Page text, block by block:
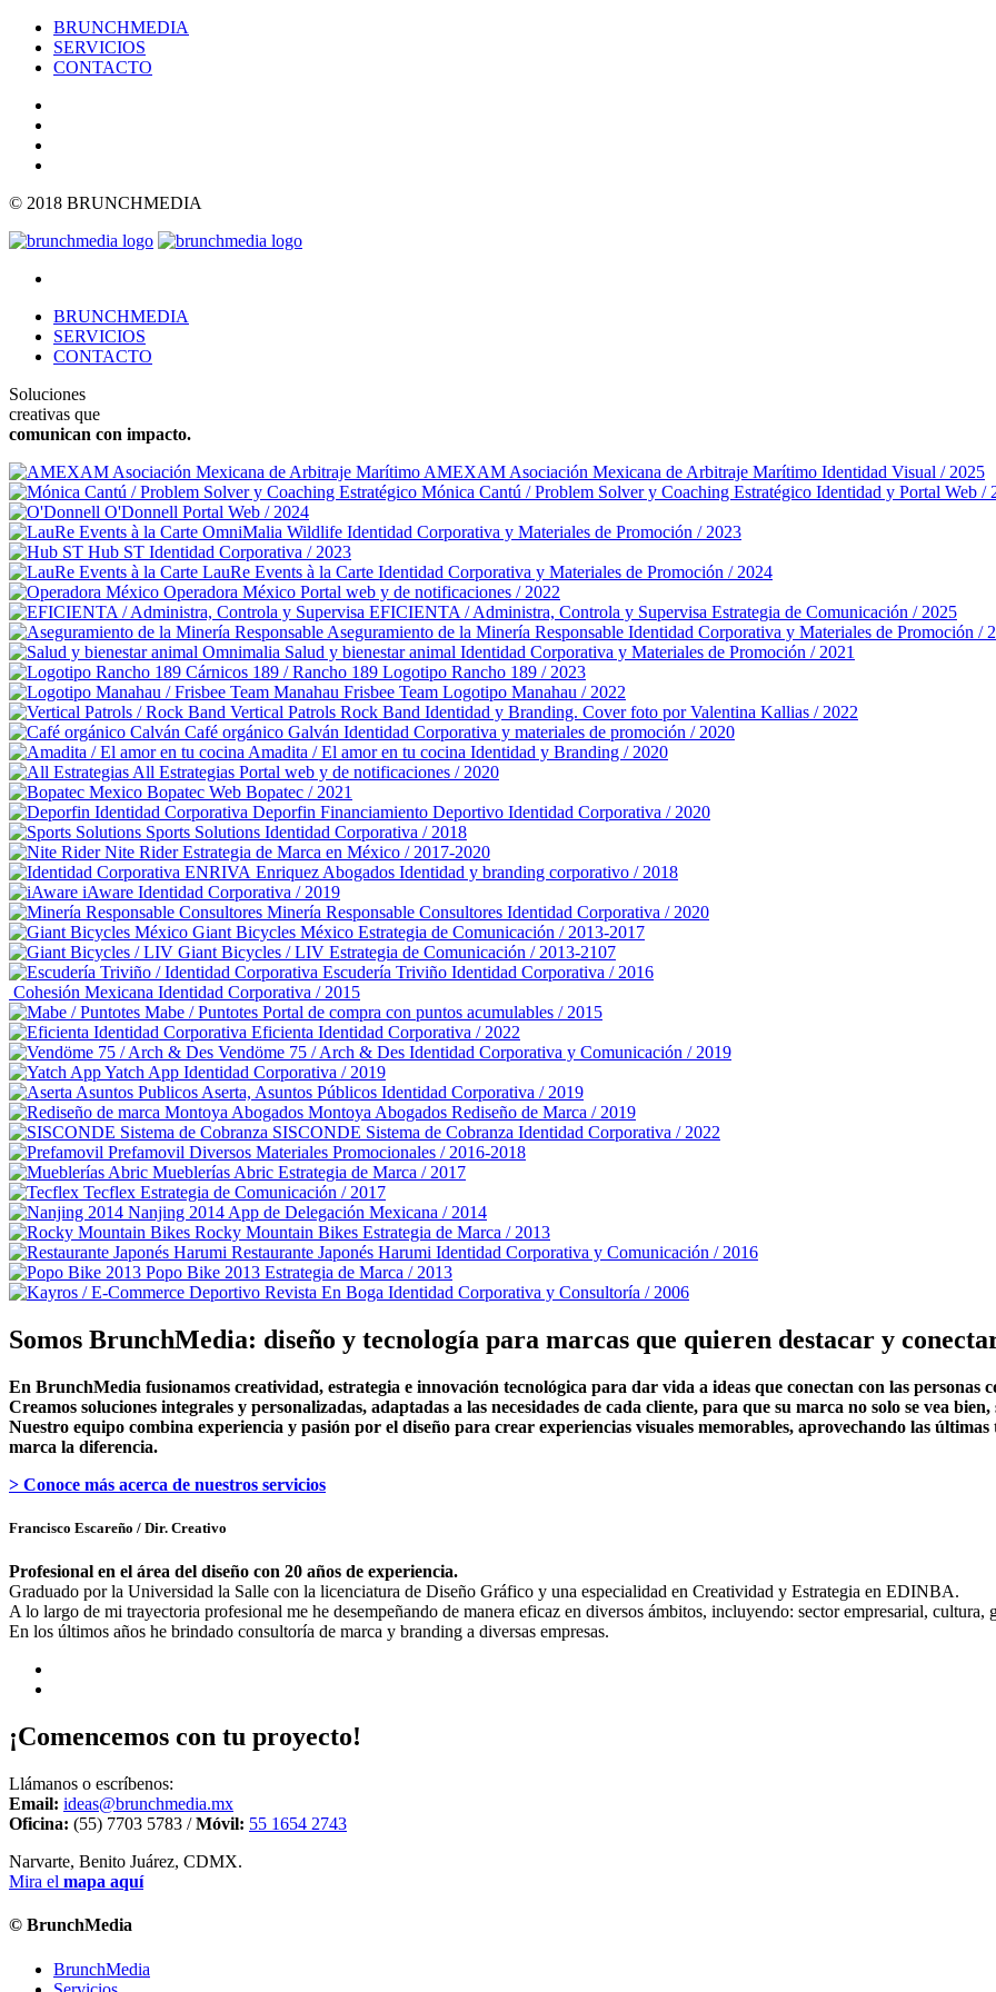
BRUNCHMEDIA
SERVICIOS
CONTACTO
© 2018 BRUNCHMEDIA
BRUNCHMEDIA
SERVICIOS
CONTACTO
Soluciones
creativas que
comunican con impacto.
AMEXAM Asociación Mexicana de Arbitraje Marítimo Identidad Visual / 2025
Mónica Cantú / Problem Solver y Coaching Estratégico Identidad y Portal Web /
O'Donnell Portal Web / 2024
OmniMalia Wildlife Identidad Corporativa y Materiales de Promoción / 2023
Hub ST Identidad Corporativa / 2023
LauRe Events à la Carte Identidad Corporativa y Materiales de Promoción / 2024
Operadora México Portal web y de notificaciones / 2022
EFICIENTA / Administra, Controla y Supervisa Estrategia de Comunicación / 2025
Aseguramiento de la Minería Responsable Identidad Corporativa y Materiales de Promoción /
Omnimalia Salud y bienestar animal Identidad Corporativa y Materiales de Promoción / 2021
Cárnicos 189 / Rancho 189 Logotipo Rancho 189 / 2023
Manahau Frisbee Team Logotipo Manahau / 2022
Vertical Patrols Rock Band Identidad y Branding. Cover foto por Valentina Kallias / 2022
Café orgánico Galván Identidad Corporativa y materiales de promoción / 2020
Amadita / El amor en tu cocina Identidad y Branding / 2020
All Estrategias Portal web y de notificaciones / 2020
Bopatec Web Bopatec / 2021
Deporfin Financiamiento Deportivo Identidad Corporativa / 2020
Sports Solutions Identidad Corporativa / 2018
Nite Rider Estrategia de Marca en México / 2017-2020
Enriquez Abogados Identidad y branding corporativo / 2018
iAware Identidad Corporativa / 2019
Minería Responsable Consultores Identidad Corporativa / 2020
Giant Bicycles México Estrategia de Comunicación / 2013-2017
Giant Bicycles / LIV Estrategia de Comunicación / 2013-2107
Escudería Triviño Identidad Corporativa / 2016
Cohesión Mexicana Identidad Corporativa / 2015
Mabe / Puntotes Portal de compra con puntos acumulables / 2015
Eficienta Identidad Corporativa / 2022
Vendöme 75 / Arch & Des Identidad Corporativa y Comunicación / 2019
Yatch App Identidad Corporativa / 2019
Aserta, Asuntos Públicos Identidad Corporativa / 2019
Montoya Abogados Rediseño de Marca / 2019
SISCONDE Sistema de Cobranza Identidad Corporativa / 2022
Prefamovil Diversos Materiales Promocionales / 2016-2018
Mueblerías Abric Estrategia de Marca / 2017
Tecflex Estrategia de Comunicación / 2017
Nanjing 2014 App de Delegación Mexicana / 2014
Rocky Mountain Bikes Estrategia de Marca / 2013
Restaurante Japonés Harumi Identidad Corporativa y Comunicación / 2016
Popo Bike 2013 Estrategia de Marca / 2013
Revista En Boga Identidad Corporativa y Consultoría / 2006
Somos BrunchMedia: diseño y tecnología para marcas que quieren destacar y
En BrunchMedia fusionamos creatividad, estrategia e innovación tecnológica para dar vida a ideas que conectan con las personas
Creamos soluciones integrales y personalizadas, adaptadas a las necesidades de cada cliente, para que su marca no solo se vea
Nuestro equipo combina experiencia y pasión por el diseño para crear experiencias visuales memorables, aprovechando las
marca la diferencia.
> Conoce más acerca de nuestros servicios
Francisco Escareño / Dir. Creativo
Profesional en el área del diseño con 20 años de experiencia.
Graduado por la Universidad la Salle con la licenciatura de Diseño Gráfico y una especialidad en Creatividad y Estrategia en EDINBA.
A lo largo de mi trayectoria profesional me he desempeñando de manera eficaz en diversos ámbitos, incluyendo: sector empresarial, cultura,
En los últimos años he brindado consultoría de marca y branding a diversas empresas.
¡Comencemos con tu proyecto!
Llámanos o escríbenos:
Email: ideas@brunchmedia.mx
Oficina: (55) 7703 5783 /Móvil: 55 1654 2743
Narvarte, Benito Juárez, CDMX.
Mira el mapa aquí
© BrunchMedia
BrunchMedia